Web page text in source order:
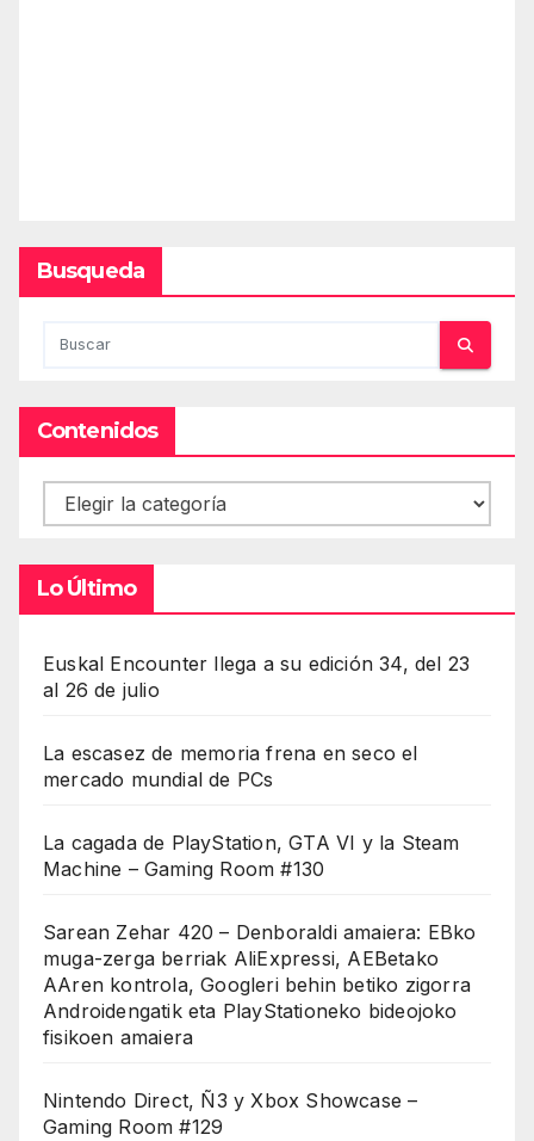
Busqueda
Contenidos
Contenidos
Lo Último
Euskal Encounter llega a su edición 34, del 23
al 26 de julio
La escasez de memoria frena en seco el
mercado mundial de PCs
La cagada de PlayStation, GTA VI y la Steam
Machine – Gaming Room #130
Sarean Zehar 420 – Denboraldi amaiera: EBko
muga-zerga berriak AliExpressi, AEBetako
AAren kontrola, Googleri behin betiko zigorra
Androidengatik eta PlayStationeko bideojoko
fisikoen amaiera
Nintendo Direct, Ñ3 y Xbox Showcase –
Gaming Room #129